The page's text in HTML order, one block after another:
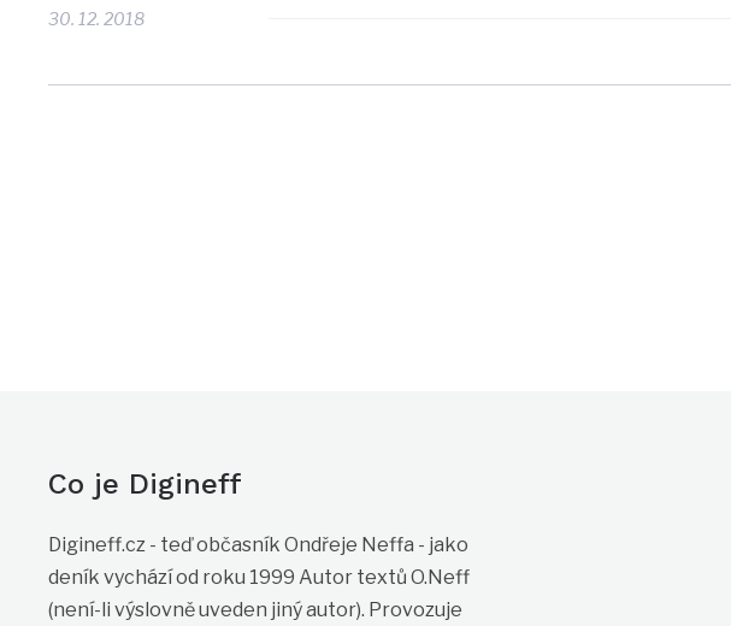
30. 12. 2018
Co je Digineff
Digineff.cz - teď občasník Ondřeje Neffa - jako
deník vychází od roku 1999 Autor textů O.Neff
(není-li výslovně uveden jiný autor). Provozuje